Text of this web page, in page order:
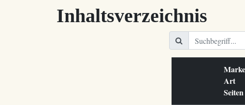
Inhaltsverzeichnis
Marke
Art
Seiten